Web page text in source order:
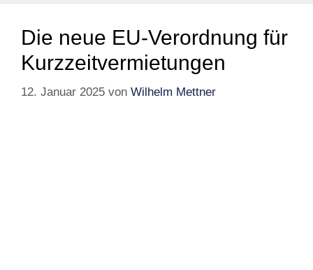
Die neue EU-Verordnung für
Kurzzeitvermietungen
12. Januar 2025 von Wilhelm Mettner